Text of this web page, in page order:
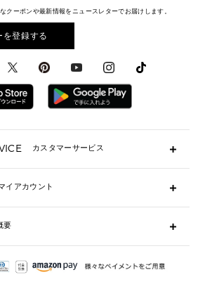
ウェア
アクセサリー
メンズ バッグ
メンズ 財布・小物
メンズ シューズ
メンズ ウェア
メンズ 時計・その他
メンズ財布・小物
メンズアクセサリー
メンズウェア
IN 1 / 2 IN 1 バッグ
▶ メンズすべて
▶ メンズすべて
▶ バッグすべて
通勤・通学アイテム
3 IN 1 バッグ
布・フラグメントケース
▶ 小物すべて
ス・カードケース・名刺入れ
スニーカー
財布・小物
時計・ジュエリー
アクセサリー
エディターレビュー
クーポンや最新情報をニュースレターでお届けします。
を登録する
カスタマーサービス
グができますか？
を購入商品分送ってもらえますか？
が受信できないのですが？
ますか？
イアカウント
要